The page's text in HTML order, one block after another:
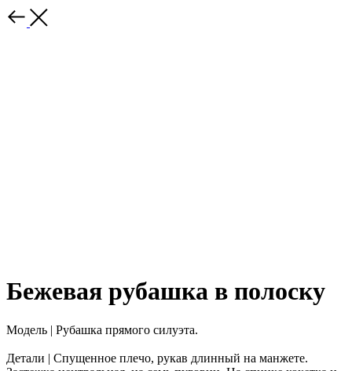
Бежевая рубашка в полоску
Модель | Рубашка прямого силуэта.
Детали | Спущенное плечо, рукав длинный на манжете.